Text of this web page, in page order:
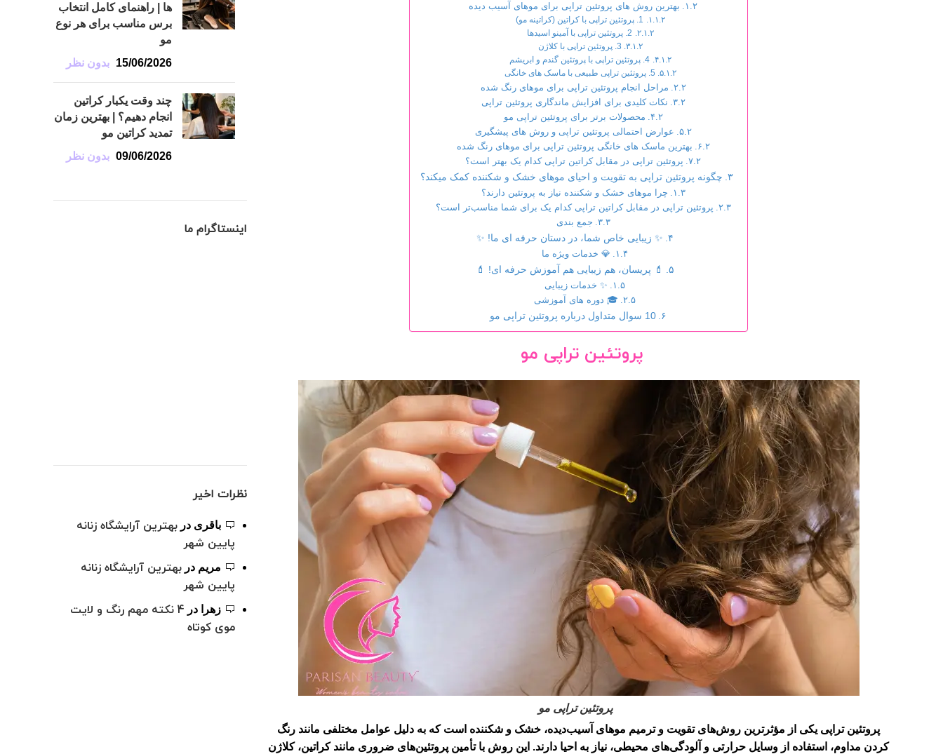
بهترین روش های پروتئین تراپی برای موهای آسیب دیده
1. پروتئین تراپی با کراتین (کراتینه مو)
2. پروتئین تراپی با آمینو اسیدها
3. پروتئین تراپی با کلاژن
4. پروتئین تراپی با پروتئین گندم و ابریشم
5. پروتئین تراپی طبیعی با ماسک های خانگی
مراحل انجام پروتئین تراپی برای موهای رنگ شده
نکات کلیدی برای افزایش ماندگاری پروتئین تراپی
محصولات برتر برای پروتئین تراپی مو
عوارض احتمالی پروتئین تراپی و روش های پیشگیری
بهترین ماسک های خانگی پروتئین تراپی برای موهای رنگ شده
پروتئین تراپی در مقابل کراتین تراپی کدام یک بهتر است؟
چگونه پروتئین تراپی به تقویت و احیای موهای خشک و شکننده کمک میکند؟
چرا موهای خشک و شکننده نیاز به پروتئین دارند؟
پروتئین تراپی در مقابل کراتین تراپی کدام یک برای شما مناسب‌تر است؟
جمع بندی
✨ زیبایی خاص شما، در دستان حرفه ای ما! ✨
💎 خدمات ویژه ما
💄 پریسان، هم زیبایی هم آموزش حرفه ای! 💄
✨ خدمات زیبایی
🎓 دوره های آموزشی
10 سوال متداول درباره پروتئین تراپی مو
پروتئین تراپی مو
پروتئین تراپی مو
پروتئین تراپی یکی از مؤثرترین روش‌های تقویت و ترمیم موهای آسیب‌دیده، خشک و شکننده است که به دلیل عوامل مختلفی مانند رنگ
کردن مداوم، استفاده از وسایل حرارتی و آلودگی‌های محیطی، نیاز به احیا دارند. این روش با تأمین پروتئین‌های ضروری مانند کراتین، کلاژن
ها | راهنمای کامل انتخاب
برس مناسب برای هر نوع
مو
15/06/2026
بدون نظر
چند وقت یکبار کراتین
انجام دهیم؟ | بهترین زمان
تمدید کراتین مو
09/06/2026 بدون نظر
اینستاگرام ما
نظرات اخیر
باقری دربهترین آرایشگاه زنانه
پایین شهر
مریم دربهترین آرایشگاه زنانه
پایین شهر
زهرا در
4 نکته مهم رنگ و لایت
موی کوتاه